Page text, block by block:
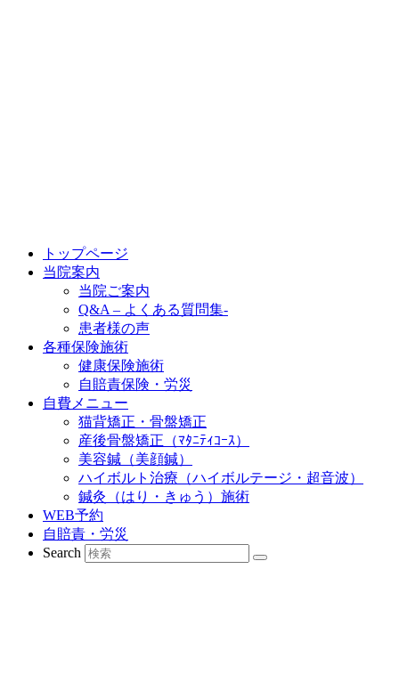
トップページ
当院案内
当院ご案内
Q&A – よくある質問集-
患者様の声
各種保険施術
健康保険施術
自賠責保険・労災
自費メニュー
猫背矯正・骨盤矯正
産後骨盤矯正（ﾏﾀﾆﾃｨｺｰｽ）
美容鍼（美顔鍼）
ハイボルト治療（ハイボルテージ・超音波）
鍼灸（はり・きゅう）施術
WEB予約
自賠責・労災
Search